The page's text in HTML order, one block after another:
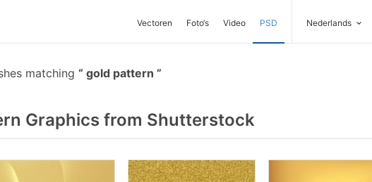
Vectoren Foto‘s Video PSD Nederlands
matching gold pattern
Graphics from Shutterstock